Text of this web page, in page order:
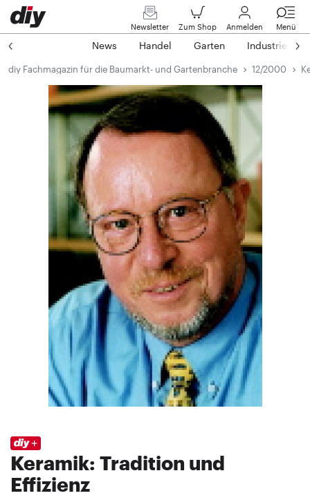
Newsletter Zum Shop Anmelden Menü
News Handel Garten Industrie
diy Fachmagazin für die Baumarkt- und Gartenbranche 12/2000
Keramik: Tradition und
Effizienz